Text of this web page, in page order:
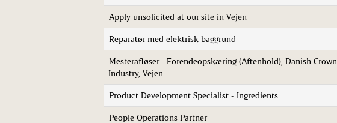
Apply unsolicited at our site in Vejen
Reparatør med elektrisk baggrund
Mesterafløser - Forendeopskæring (Aftenhold), Danish Crown
Industry, Vejen
Product Development Specialist - Ingredients
People Operations Partner